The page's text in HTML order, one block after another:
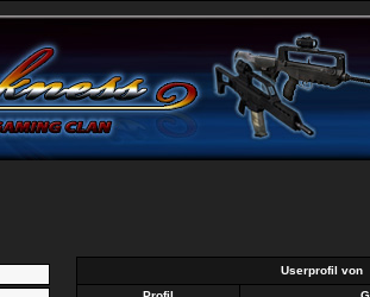
Userprofil von